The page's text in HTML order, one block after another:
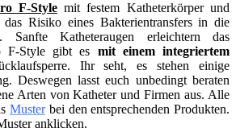
F-Stylemit festem Katheterkörper und
Risiko eines Bakterientransfers in die
Sanfte Katheteraugen erleichtern das
F-Style gibt es mit einem integriertem
Ihr seht, es stehen einige
Deswegen lasst euch unbedingt beraten
Arten von Katheter und Firmen aus. Alle
Musterbei den entsprechenden Produkten.
anklicken.